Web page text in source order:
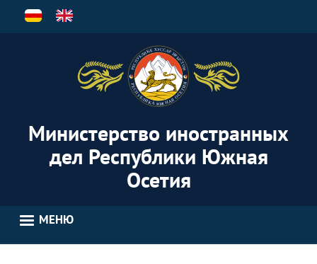
Перейти
Министерство иностранных
дел Республики Южная
Осетия
МЕНЮ